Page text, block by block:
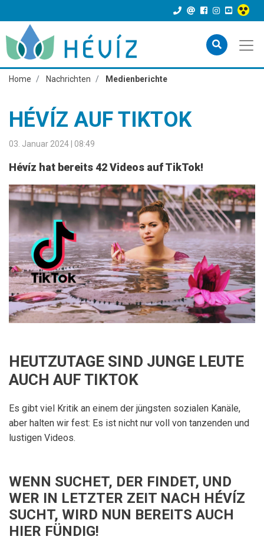
Home Nachrichten Medienberichte
HÉVÍZ AUF TIKTOK
03. Januar 2024 | 08:49
Hévíz hat bereits 42 Videos auf TikTok!
HEUTZUTAGE SIND JUNGE LEUTE
AUCH AUF TIKTOK
Es gibt viel Kritik an einem der jüngsten sozialen Kanäle,
aber halten wir fest: Es ist nicht nur voll von tanzenden und
lustigen Videos.
WENN SUCHET, DER FINDET, UND
WER IN LETZTER ZEIT NACH HÉVÍZ
SUCHT, WIRD NUN BEREITS AUCH
HIER FÜNDIG!